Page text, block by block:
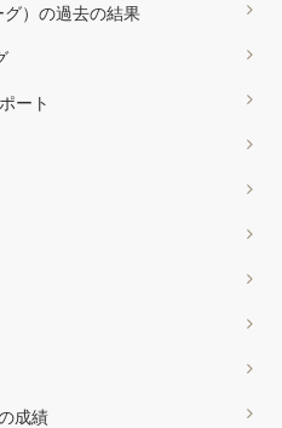
）の過去の結果
ート
成績